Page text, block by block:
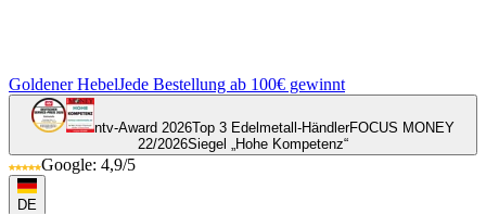
Goldener HebelJede Bestellung ab 100€ gewinnt
ntv-Award 2026Top 3 Edelmetall-HändlerFOCUS MONEY
22/2026Siegel „Hohe Kompetenz“
Google: 4,9/5
DE